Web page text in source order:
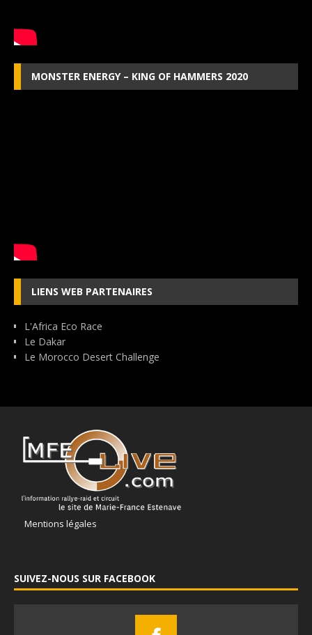
MONSTER ENERGY – KING OF HAMMERS 2020
LIENS WEB PARTENAIRES
L'Africa Eco Race
Le Dakar
Le Morocco Desert Challenge
Mentions légales
SUIVEZ-NOUS SUR FACEBOOK